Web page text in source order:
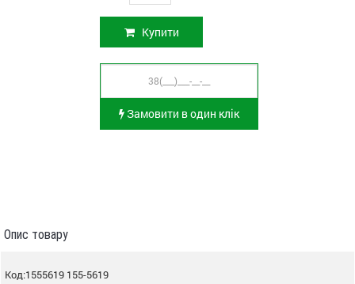
Купити
Замовити в один клік
Опис товару
Код:1555619 155-5619